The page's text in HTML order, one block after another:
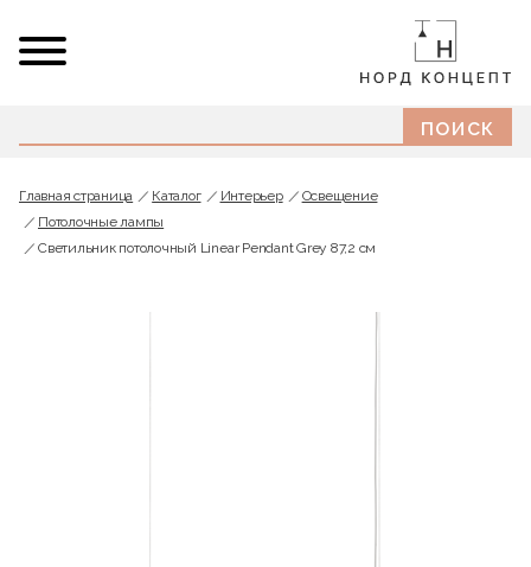
Главная страница Каталог Интерьер
Освещение
Потолочные лампы
Светильник потолочный Linear Pendant Grey 87,2 см